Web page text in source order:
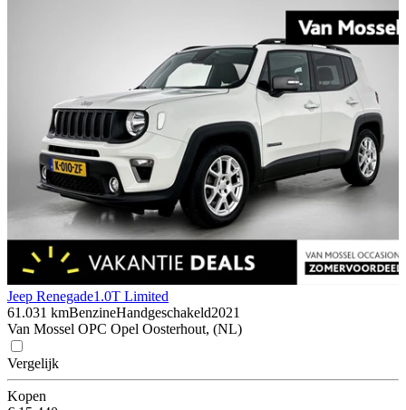
Jeep Renegade1.0T Limited
61.031 kmBenzineHandgeschakeld2021
Van Mossel OPC Opel Oosterhout, (NL)
Vergelijk
Kopen